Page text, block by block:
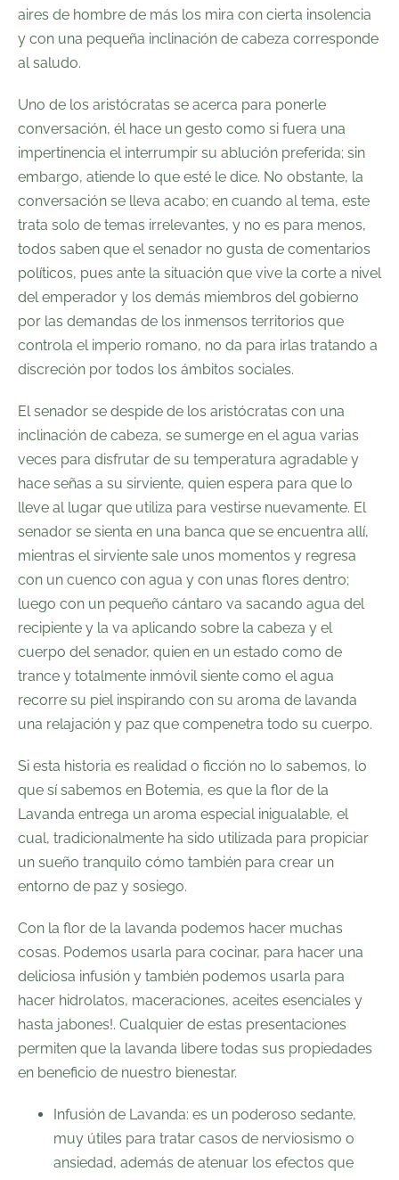
aires de hombre de más los mira con cierta insolencia
y con una pequeña inclinación de cabeza corresponde
al saludo.
Uno de los aristócratas se acerca para ponerle
conversación, él hace un gesto como si fuera una
impertinencia el interrumpir su ablución preferida; sin
embargo, atiende lo que esté le dice. No obstante, la
conversación se lleva acabo; en cuando al tema, este
trata solo de temas irrelevantes, y no es para menos,
todos saben que el senador no gusta de comentarios
políticos, pues ante la situación que vive la corte a nivel
del emperador y los demás miembros del gobierno
por las demandas de los inmensos territorios que
controla el imperio romano, no da para irlas tratando a
discreción por todos los ámbitos sociales.
El senador se despide de los aristócratas con una
inclinación de cabeza, se sumerge en el agua varias
veces para disfrutar de su temperatura agradable y
hace señas a su sirviente, quien espera para que lo
lleve al lugar que utiliza para vestirse nuevamente. El
senador se sienta en una banca que se encuentra allí,
mientras el sirviente sale unos momentos y regresa
con un cuenco con agua y con unas flores dentro;
luego con un pequeño cántaro va sacando agua del
recipiente y la va aplicando sobre la cabeza y el
cuerpo del senador, quien en un estado como de
trance y totalmente inmóvil siente como el agua
recorre su piel inspirando con su aroma de lavanda
una relajación y paz que compenetra todo su cuerpo.
Si esta historia es realidad o ficción no lo sabemos, lo
que sí sabemos en Botemia, es que la flor de la
Lavanda entrega un aroma especial inigualable, el
cual, tradicionalmente ha sido utilizada para propiciar
un sueño tranquilo cómo también para crear un
entorno de paz y sosiego.
Con la flor de la lavanda podemos hacer muchas
cosas. Podemos usarla para cocinar, para hacer una
deliciosa infusión y también podemos usarla para
hacer hidrolatos, maceraciones, aceites esenciales y
hasta jabones!. Cualquier de estas presentaciones
permiten que la lavanda libere todas sus propiedades
en beneficio de nuestro bienestar.
Infusión de Lavanda: es un poderoso sedante,
muy útiles para tratar casos de nerviosismo o
ansiedad, además de atenuar los efectos que